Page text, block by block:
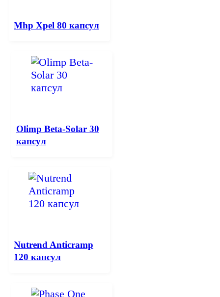
Mhp Xpel 80 капсул
Olimp Beta-Solar 30
капсул
Nutrend Anticramp
120 капсул